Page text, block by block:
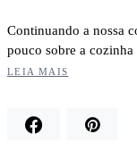
Continuando a nossa
pouco sobre a
LEIA MAIS